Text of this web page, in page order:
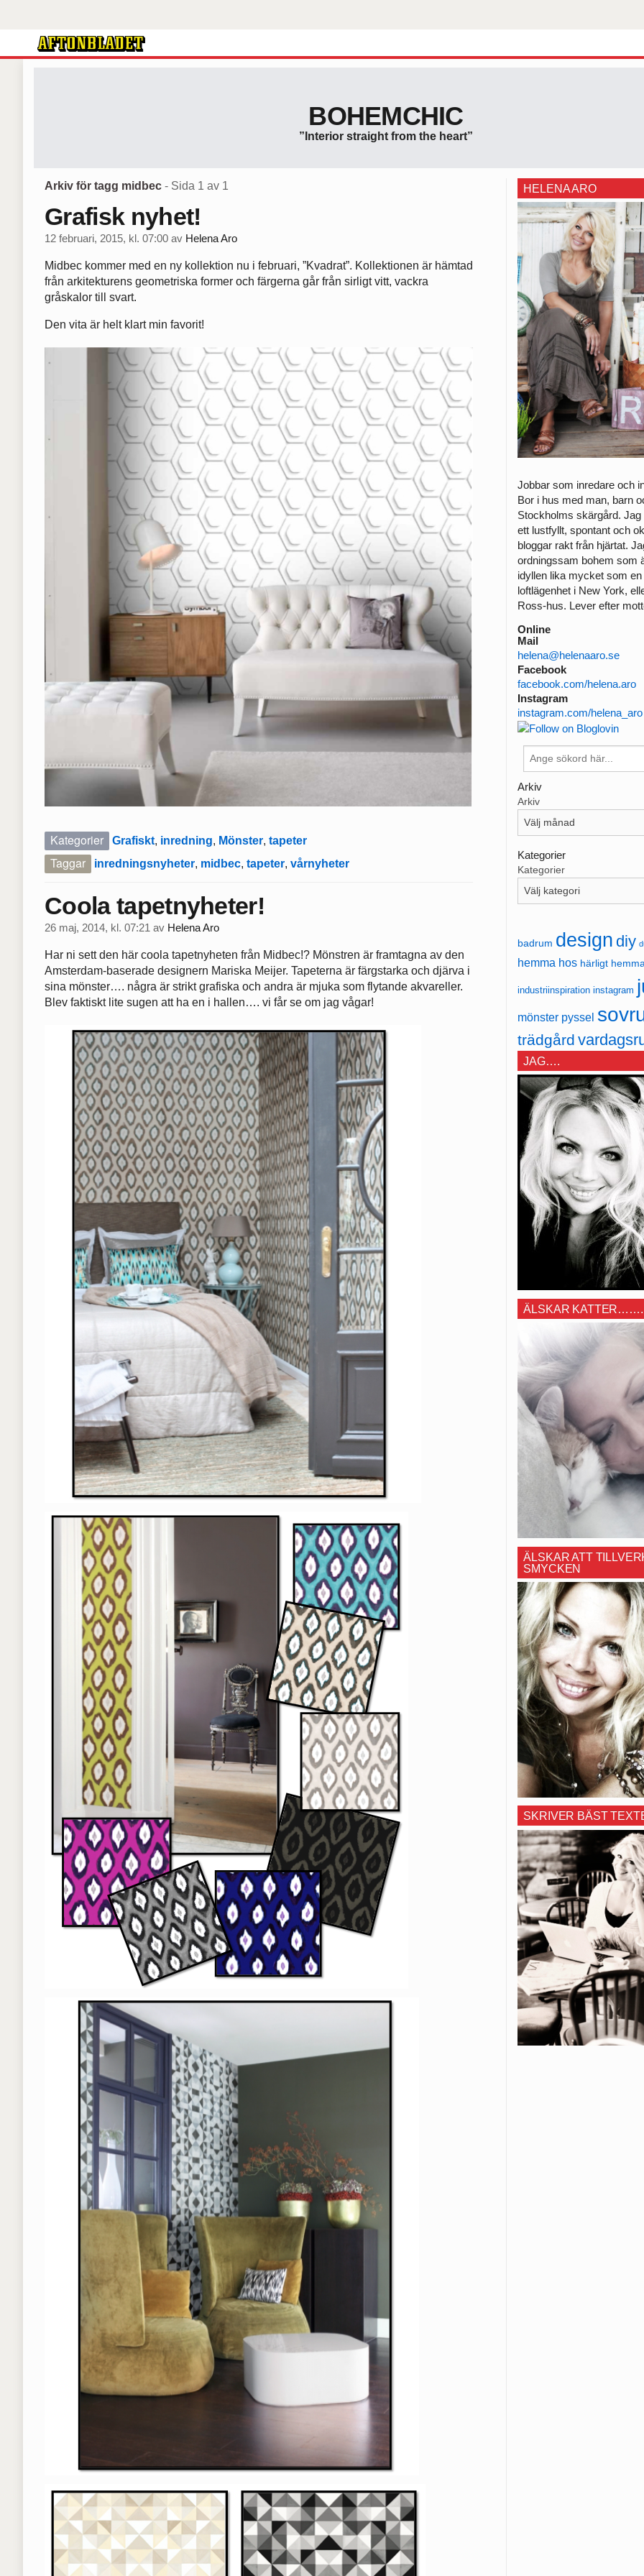
BOHEMCHIC
”Interior straight from the heart”
Arkiv för tagg midbec - Sida 1 av 1
Grafisk nyhet!
12 februari, 2015, kl. 07:00 av Helena Aro
Midbec kommer med en ny kollektion nu i februari, ”Kvadrat”. Kollektionen är hämtad
från arkitekturens geometriska former och färgerna går från sirligt vitt, vackra
gråskalor till svart.
Den vita är helt klart min favorit!
Kategorier Grafiskt, inredning, Mönster, tapeter
Taggar inredningsnyheter, midbec, tapeter, vårnyheter
Coola tapetnyheter!
26 maj, 2014, kl. 07:21 av Helena Aro
Har ni sett den här coola tapetnyheten från Midbec!? Mönstren är framtagna av den
Amsterdam-baserade designern Mariska Meijer. Tapeterna är färgstarka och djärva i
sina mönster…. några är strikt grafiska och andra är mjuka som flytande akvareller.
Blev faktiskt lite sugen att ha en i hallen…. vi får se om jag vågar!
HELENA ARO
Jobbar som inredare och
Bor i hus med man, barn
­Stockholms skärgård. Jag
ett lustfyllt, spontant och
bloggar rakt från hjärtat.
ordningssam bohem som
idyllen lika mycket som
loftlägenhet i New York,
Ross-hus. Lever efter
Online
Mail
helena@helenaaro.se
Facebook
facebook.com/helena.aro
Instagram
instagram.com/helena_aro
Arkiv
Arkiv
Kategorier
Kategorier
badrum design diy
hemma hos härligt
industriinspiration instagram
mönster pyssel
trädgård
JAG….
ÄLSKAR KATTER…….
ÄLSKAR ATT
SMYCKEN
SKRIVER BÄST